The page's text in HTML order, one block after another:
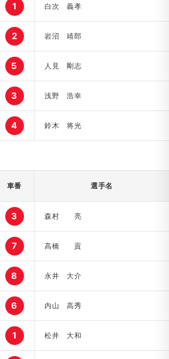
1 白次 義孝
2 岩沼 靖郎
5 人見 剛志
3 浅野 浩幸
4 鈴木 将光
車番 選手名
3 森村 亮
7 高橋 貢
8 永井 大介
6 内山 高秀
1 松井 大和